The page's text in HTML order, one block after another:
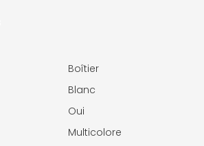
Boîtier
Blanc
Oui
Multicolore